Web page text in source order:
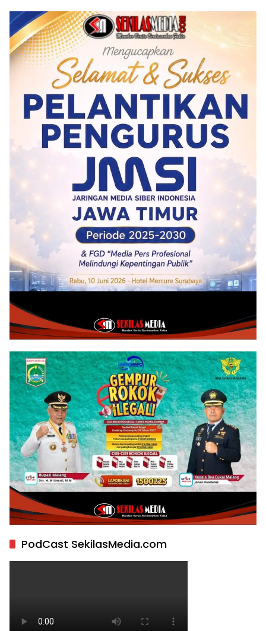
PodCast SekilasMedia.com